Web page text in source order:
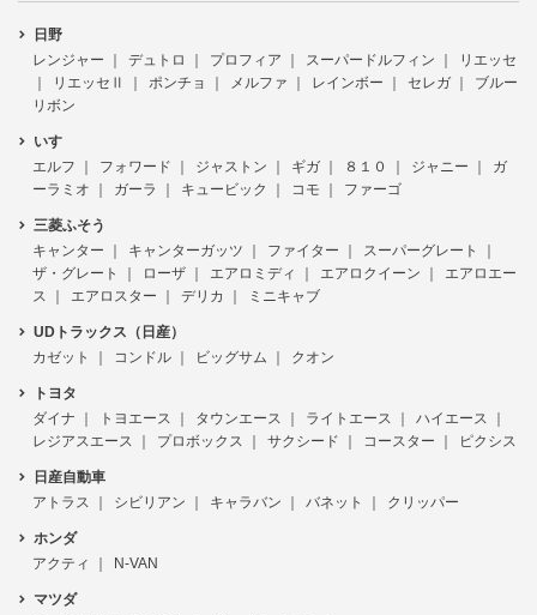
日野
レンジャー
デュトロ プロフィア スーパードルフィン
リエッセ
リエッセⅡ
ポンチョ メルファ レインボー セレガ
ブルー
リボン
いすゞ
エルフ
フォワード ジャストン ギガ ８１０ ジャニー
ガ
ーラミオ
ガーラ キュービック コモ ファーゴ
三菱ふそう
キャンター
キャンターガッツ ファイター
スーパーグレート
ザ・グレート
ローザ エアロミディ エアロクイーン
エアロエー
ス
エアロスター デリカ ミニキャブ
UDトラックス（日産）
カゼット
コンドル ビッグサム クオン
トヨタ
ダイナ
トヨエース タウンエース ライトエース
ハイエース
レジアスエース
プロボックス サクシード コースター ピクシス
日産自動車
アトラス
シビリアン キャラバン バネット クリッパー
ホンダ
アクティ
N-VAN
マツダ